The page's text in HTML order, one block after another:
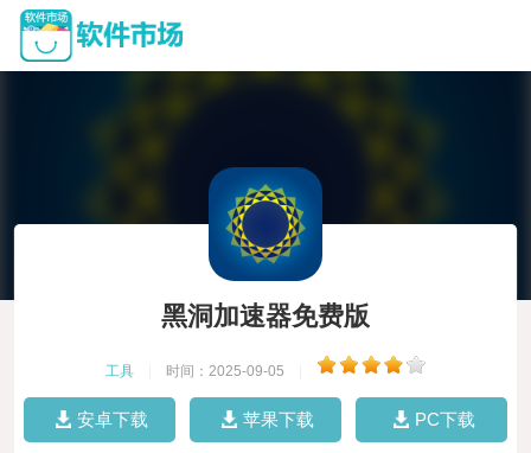
黑洞加速器免费版
工具 时间：2025-09-05
安卓下载 苹果下载 PC下载